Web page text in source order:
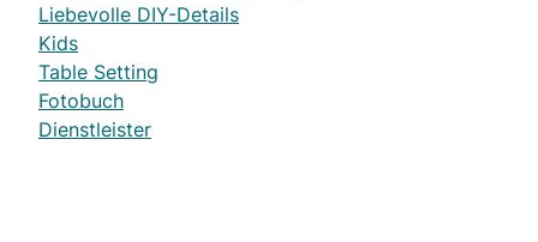
Liebevolle DIY-Details
Kids
Table Setting
Fotobuch
Dienstleister